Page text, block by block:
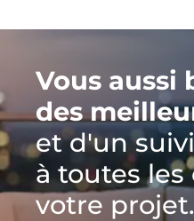
Vous aussi
des
et d'un
à toutes les
votre projet.